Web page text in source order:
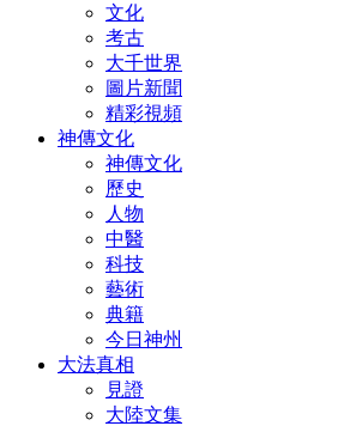
文化
考古
大千世界
圖片新聞
精彩視頻
神傳文化
神傳文化
歷史
人物
中醫
科技
藝術
典籍
今日神州
大法真相
見證
大陸文集